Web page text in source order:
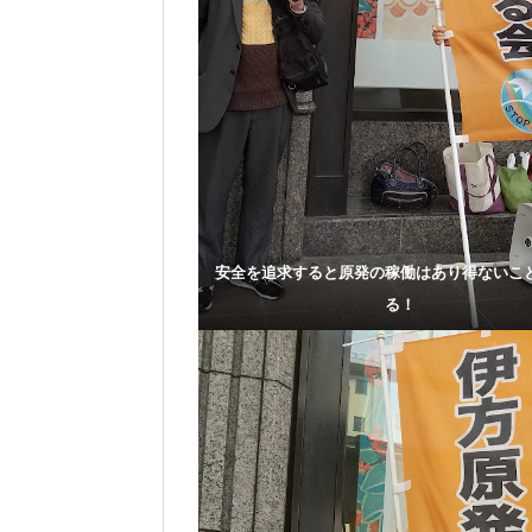
安全を追求すると原発の稼働はあり得ないこ
る！